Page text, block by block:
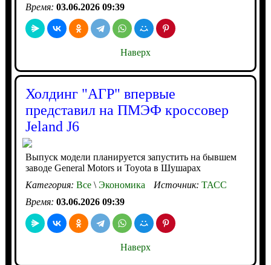
Время: 03.06.2026 09:39
Наверх
Холдинг "АГР" впервые
представил на ПМЭФ кроссовер
Jeland J6
Выпуск модели планируется запустить на бывшем
заводе General Motors и Toyota в Шушарах
Категория: Все\Экономика Источник: ТАСС
Время: 03.06.2026 09:39
Наверх